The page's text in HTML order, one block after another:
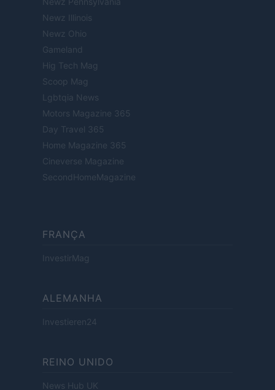
Newz Illinois
Newz Ohio
Gameland
Hig Tech Mag
Scoop Mag
Lgbtqia News
Motors Magazine 365
Day Travel 365
Home Magazine 365
Cineverse Magazine
SecondHomeMagazine
FRANÇA
InvestirMag
ALEMANHA
Investieren24
REINO UNIDO
News Hub UK